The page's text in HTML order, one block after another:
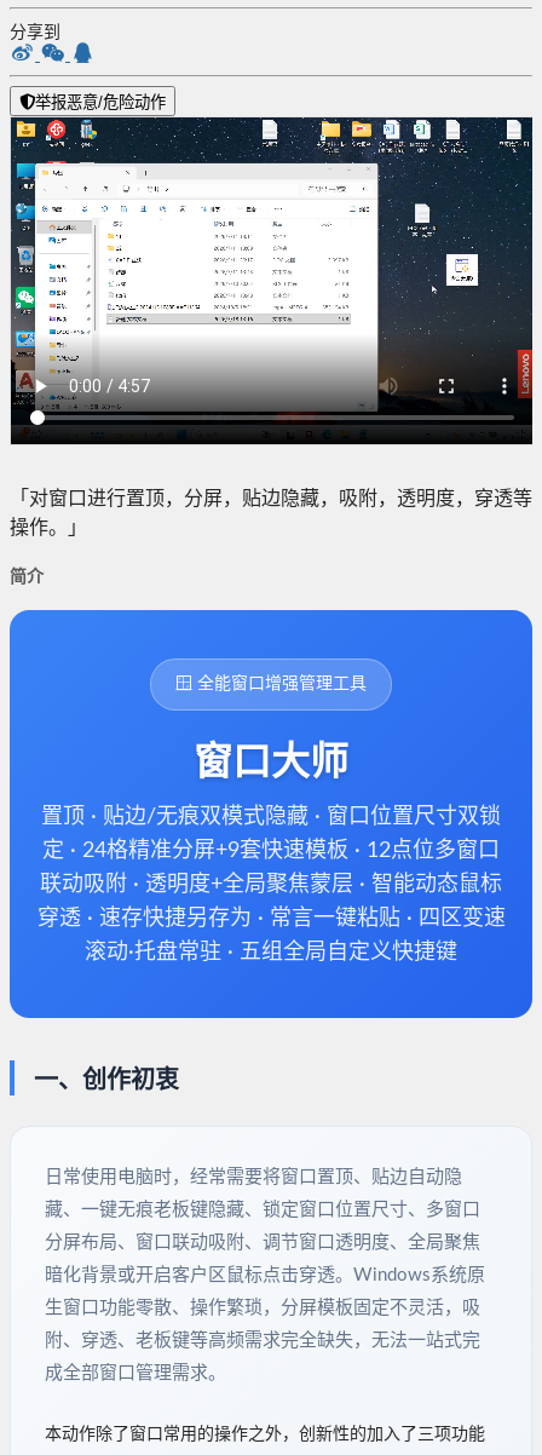
分享到
举报恶意/危险动作
「对窗口进行置顶，分屏，贴边隐藏，吸附，透明度，穿透等
操作。」
简介
🪟 全能窗口增强管理工具
窗口大师
置顶 · 贴边/无痕双模式隐藏 · 窗口位置尺寸双锁
定 · 24格精准分屏+9套快速模板 · 12点位多窗口
联动吸附 · 透明度+全局聚焦蒙层 · 智能动态鼠标
穿透 · 速存快捷另存为 · 常言一键粘贴 · 四区变速
滚动·托盘常驻 · 五组全局自定义快捷键
一、创作初衷
日常使用电脑时，经常需要将窗口置顶、贴边自动隐
藏、一键无痕老板键隐藏、锁定窗口位置尺寸、多窗口
分屏布局、窗口联动吸附、调节窗口透明度、全局聚焦
暗化背景或开启客户区鼠标点击穿透。Windows系统原
生窗口功能零散、操作繁琐，分屏模板固定不灵活，吸
附、穿透、老板键等高频需求完全缺失，无法一站式完
成全部窗口管理需求。
本动作除了窗口常用的操作之外，创新性的加入了三项功能